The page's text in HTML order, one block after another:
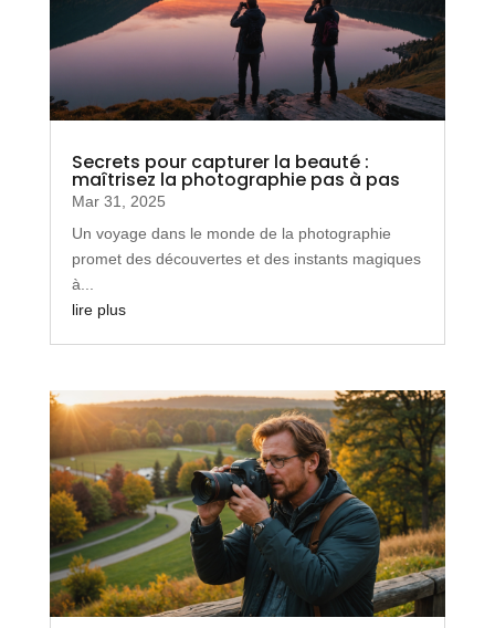
Secrets pour capturer la beauté :
maîtrisez la photographie pas à pas
Mar 31, 2025
Un voyage dans le monde de la photographie
promet des découvertes et des instants magiques
à...
lire plus